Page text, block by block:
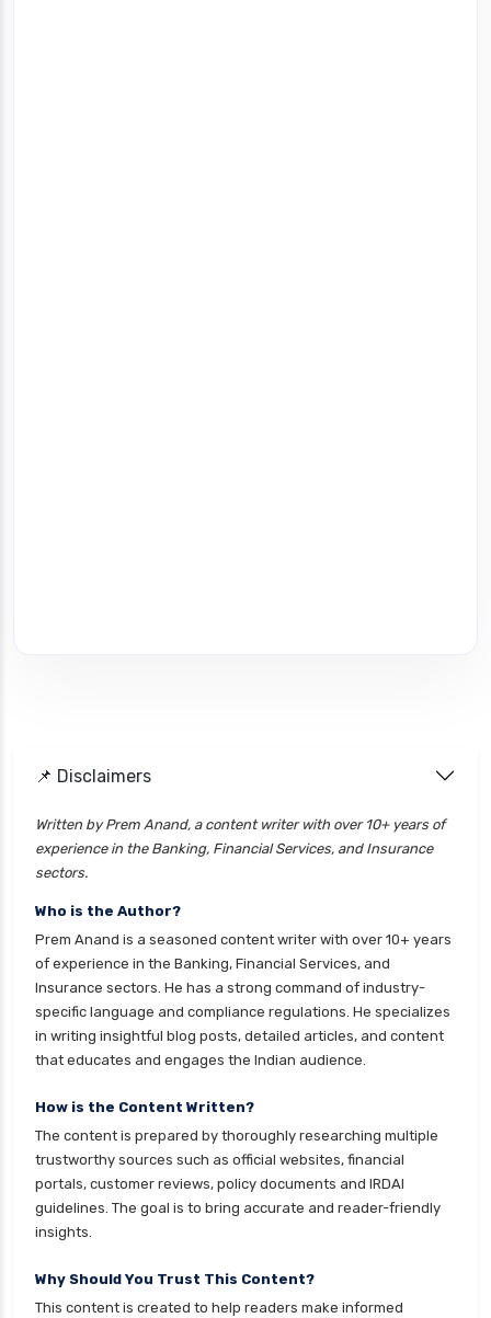
📌 Disclaimers
Written by Prem Anand, a content writer with over 10+ years of
experience in the Banking, Financial Services, and Insurance
sectors.
Who is the Author?
Prem Anand is a seasoned content writer with over 10+ years
of experience in the Banking, Financial Services, and
Insurance sectors. He has a strong command of industry-
specific language and compliance regulations. He specializes
in writing insightful blog posts, detailed articles, and content
that educates and engages the Indian audience.
How is the Content Written?
The content is prepared by thoroughly researching multiple
trustworthy sources such as official websites, financial
portals, customer reviews, policy documents and IRDAI
guidelines. The goal is to bring accurate and reader-friendly
insights.
Why Should You Trust This Content?
This content is created to help readers make informed